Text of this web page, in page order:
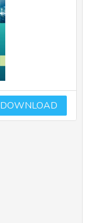
DOWNLOAD